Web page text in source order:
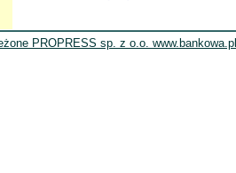
PROPRESS sp. z o.o.